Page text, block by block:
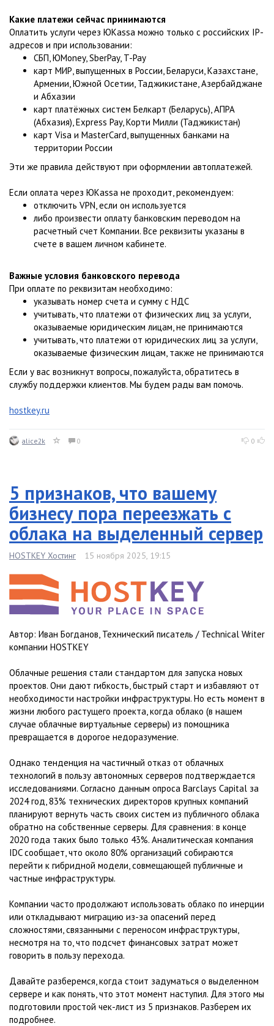
Какие платежи сейчас принимаются
Оплатить услуги через ЮKassa можно только с российских IP-
адресов и при использовании:
СБП, ЮMoney, SberPay, T-Pay
карт МИР, выпущенных в России, Беларуси, Казахстане,
Армении, Южной Осетии, Таджикистане, Азербайджане
и Абхазии
карт платёжных систем Белкарт (Беларусь), АПРА
(Абхазия), Express Pay, Корти Милли (Таджикистан)
карт Visa и MasterCard, выпущенных банками на
территории России
Эти же правила действуют при оформлении автоплатежей.
Если оплата через ЮKassa не проходит, рекомендуем:
отключить VPN, если он используется
либо произвести оплату банковским переводом на
расчетный счет Компании. Все реквизиты указаны в
счете в вашем личном кабинете.
Важные условия банковского перевода
При оплате по реквизитам необходимо:
указывать номер счета и сумму с НДС
учитывать, что платежи от физических лиц за услуги,
оказываемые юридическим лицам, не принимаются
учитывать, что платежи от юридических лиц за услуги,
оказываемые физическим лицам, также не принимаются
Если у вас возникнут вопросы, пожалуйста, обратитесь в
службу поддержки клиентов. Мы будем рады вам помочь.
hostkey.ru
alice2k 0 0
5 признаков, что вашему
бизнесу пора переезжать с
облака на выделенный сервер
HOSTKEY Хостинг 15 ноября 2025, 19:15
Автор: Иван Богданов, Технический писатель / Technical Writer
компании HOSTKEY
Облачные решения стали стандартом для запуска новых
проектов. Они дают гибкость, быстрый старт и избавляют от
необходимости настройки инфраструктуры. Но есть момент в
жизни любого растущего проекта, когда облако (в нашем
случае облачные виртуальные серверы) из помощника
превращается в дорогое недоразумение.
Однако тенденция на частичный отказ от облачных
технологий в пользу автономных серверов подтверждается
исследованиями. Согласно данным опроса Barclays Capital за
2024 год, 83% технических директоров крупных компаний
планируют вернуть часть своих систем из публичного облака
обратно на собственные серверы. Для сравнения: в конце
2020 года таких было только 43%. Аналитическая компания
IDC сообщает, что около 80% организаций собираются
перейти к гибридной модели, совмещающей публичные и
частные инфраструктуры.
Компании часто продолжают использовать облако по инерции
или откладывают миграцию из-за опасений перед
сложностями, связанными с переносом инфраструктуры,
несмотря на то, что подсчет финансовых затрат может
говорить в пользу перехода.
Давайте разберемся, когда стоит задуматься о выделенном
сервере и как понять, что этот момент наступил. Для этого мы
подготовили простой чек-лист из 5 признаков. Разберем их
подробнее.